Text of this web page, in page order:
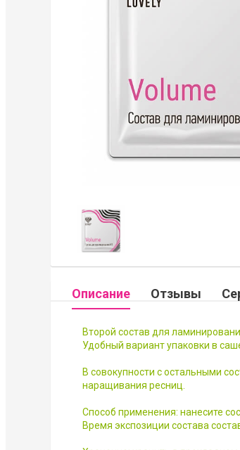
Описание Отзывы
Второй состав для
Удобный вариант упаковки в
В совокупности с остальными
наращивания ресниц.
Способ применения: нанесите
Время экспозиции состава